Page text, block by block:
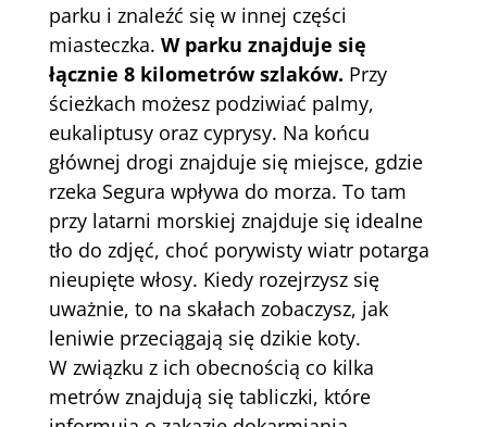
parku i znaleźć się w innej części
miasteczka. W parku znajduje się
łącznie 8 kilometrów szlaków. Przy
ścieżkach możesz podziwiać palmy,
eukaliptusy oraz cyprysy. Na końcu
głównej drogi znajduje się miejsce, gdzie
rzeka Segura wpływa do morza. To tam
przy latarni morskiej znajduje się idealne
tło do zdjęć, choć porywisty wiatr potarga
nieupięte włosy. Kiedy rozejrzysz się
uważnie, to na skałach zobaczysz, jak
leniwie przeciągają się dzikie koty.
W związku z ich obecnością co kilka
metrów znajdują się tabliczki, które